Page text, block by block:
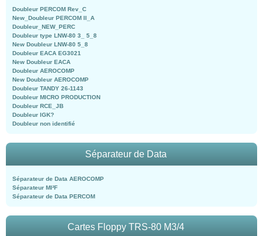
Doubleur PERCOM Rev_C
New_Doubleur PERCOM II_A
Doubleur_NEW_PERC
Doubleur type LNW-80 3_ 5_8
New Doubleur LNW-80 5_8
Doubleur EACA EG3021
New Doubleur EACA
Doubleur AEROCOMP
New Doubleur AEROCOMP
Doubleur TANDY 26-1143
Doubleur MICRO PRODUCTION
Doubleur RCE_JB
Doubleur IGK?
Doubleur non identifié
Séparateur de Data
Séparateur de Data AEROCOMP
Séparateur MI²F
Séparateur de Data PERCOM
Cartes Floppy TRS-80 M3/4